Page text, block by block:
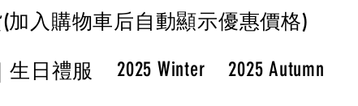
加入購物車后自動顯示優惠價格)
生日禮服 2025 Winter 2025 Autumn